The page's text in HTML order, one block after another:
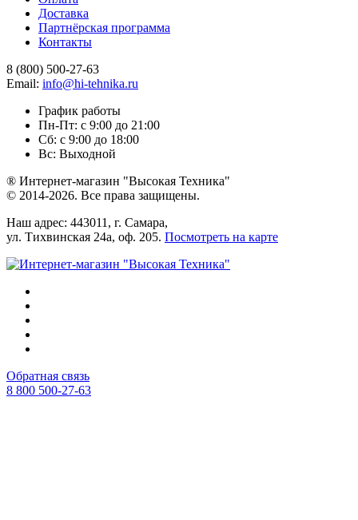
Доставка
Партнёрская программа
Контакты
8 (800) 500-27-63
Email: info@hi-tehnika.ru
График работы
Пн-Пт: с 9:00 до 21:00
Сб: с 9:00 до 18:00
Вс: Выходной
® Интернет-магазин "Высокая Техника"
© 2014-2026. Все права защищены.
Наш адрес: 443011, г. Самара,
ул. Тихвинская 24а, оф. 205. Посмотреть на карте
Обратная связь
8 800 500-27-63